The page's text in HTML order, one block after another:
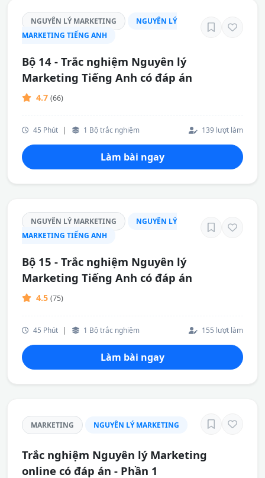
NGUYÊN LÝ MARKETING
NGUYÊN LÝ
MARKETING TIẾNG ANH
Bộ 14 - Trắc nghiệm Nguyên lý
Marketing Tiếng Anh có đáp án
4.7 (66)
45 Phút | 1 Bộ trắc nghiệm 139 lượt làm
Làm bài ngay
NGUYÊN LÝ MARKETING
NGUYÊN LÝ
MARKETING TIẾNG ANH
Bộ 15 - Trắc nghiệm Nguyên lý
Marketing Tiếng Anh có đáp án
4.5 (75)
45 Phút | 1 Bộ trắc nghiệm 155 lượt làm
Làm bài ngay
MARKETING NGUYÊN LÝ MARKETING
Trắc nghiệm Nguyên lý Marketing
online có đáp án - Phần 1